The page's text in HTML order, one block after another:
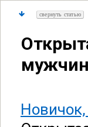
свернуть статью